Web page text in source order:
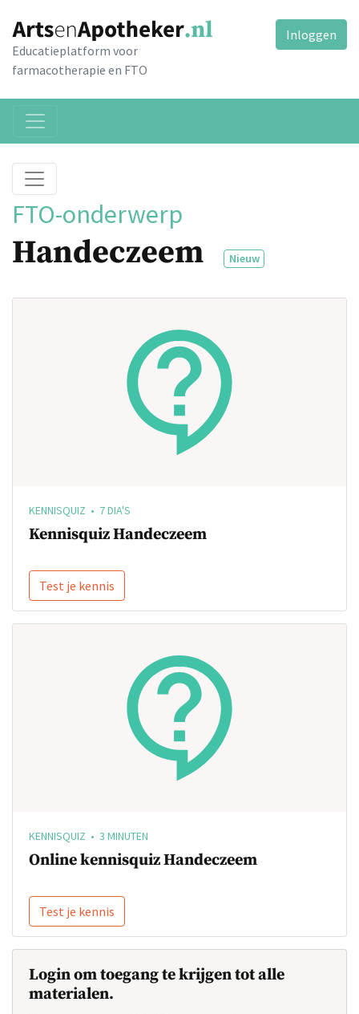
Educatieplatform voor
farmacotherapie en FTO
Inloggen
FTO-onderwerp
Handeczeem Nieuw
KENNISQUIZ • 7 DIA'S
Kennisquiz Handeczeem
Test je kennis
KENNISQUIZ • 3 MINUTEN
Online kennisquiz Handeczeem
Test je kennis
Login om toegang te krijgen tot alle
materialen.